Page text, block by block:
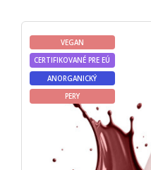
VEGAN
CERTIFIKOVANÉ PRE EÚ
ANORGANICKÝ
PERY